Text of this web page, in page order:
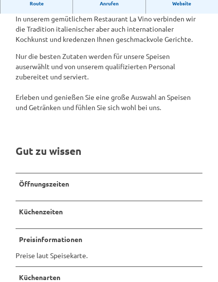
Route Anrufen Website
In unserem gemütlichem Restaurant La Vino verbinden wir
die Tradition italienischer aber auch internationaler
Kochkunst und kredenzen Ihnen geschmackvole Gerichte.
Nur die besten Zutaten werden für unsere Speisen
auserwählt und von unserem qualifizierten Personal
zubereitet und serviert.
Erleben und genießen Sie eine große Auswahl an Speisen
und Getränken und fühlen Sie sich wohl bei uns.
Gut zu wissen
Öffnungszeiten
Küchenzeiten
Preisinformationen
Preise laut Speisekarte.
Küchenarten